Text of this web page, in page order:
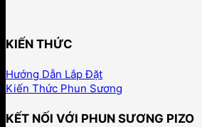
KIẾN THỨC
Hướng Dẫn Lắp Đặt
Kiến Thức Phun Sương
KẾT NỐI VỚI PHUN SƯƠNG PIZO